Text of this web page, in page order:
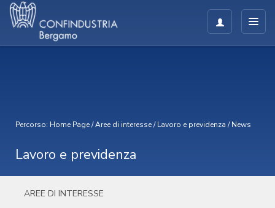
Percorso: Home Page/Aree di interesse/Lavoro e previdenza /News
Lavoro e previdenza
AREE DI INTERESSE